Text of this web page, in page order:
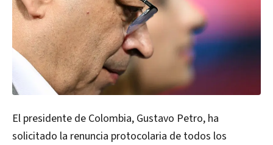
El presidente de Colombia, Gustavo Petro, ha
solicitado la renuncia protocolaria de todos los